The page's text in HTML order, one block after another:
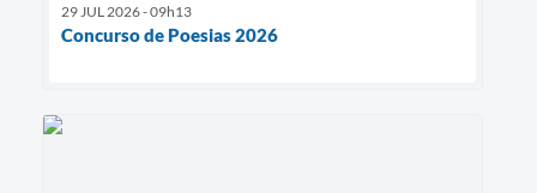
29 JUL 2026 - 09h13
Concurso de Poesias 2026